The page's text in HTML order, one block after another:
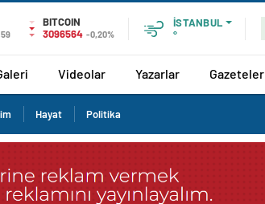
BITCOIN
3096564 -0,20%
İSTANBUL
°
Videolar Yazarlar Gazeteler
Hayat Politika